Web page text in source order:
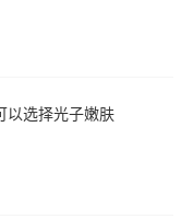
以选择光子嫩肤